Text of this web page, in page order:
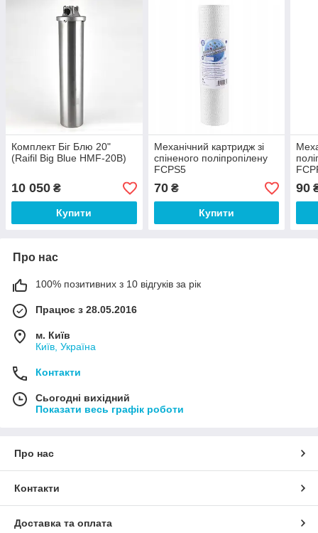
Комплект Біг Блю 20"
(Raifil Big Blue HMF-20B)
10 050 ₴
Купити
Механічний картридж зі
спіненого поліпропілену
FCPS5
70₴
Купити
90
Про нас
100% позитивних з 10 відгуків за рік
Працює з 28.05.2016
м. Київ
Київ, Україна
Контакти
Сьогодні вихідний
Показати весь графік роботи
Про нас
Контакти
Доставка та оплата